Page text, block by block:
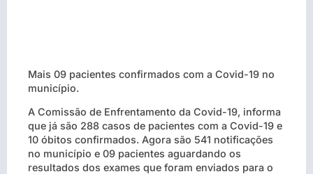
Mais 09 pacientes confirmados com a Covid-19 no
município.
A Comissão de Enfrentamento da Covid-19, informa
que já são 288 casos de pacientes com a Covid-19 e
10 óbitos confirmados. Agora são 541 notificações
no município e 09 pacientes aguardando os
resultados dos exames que foram enviados para o